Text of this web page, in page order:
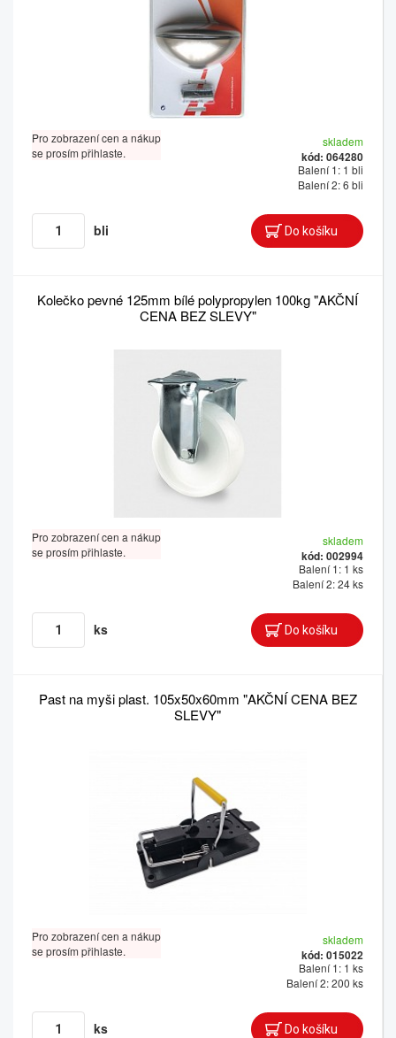
Pro zobrazení cen a nákup
se prosím přihlaste.
skladem
kód: 064280
Balení 1: 1 bli
Balení 2: 6 bli
bli
Kolečko pevné 125mm bílé polypropylen 100kg "AKČNÍ
CENA BEZ SLEVY"
Pro zobrazení cen a nákup
se prosím přihlaste.
skladem
kód: 002994
Balení 1: 1 ks
Balení 2: 24 ks
ks
Past na myši plast. 105x50x60mm "AKČNÍ CENA BEZ
SLEVY"
Pro zobrazení cen a nákup
se prosím přihlaste.
skladem
kód: 015022
Balení 1: 1 ks
Balení 2: 200 ks
ks